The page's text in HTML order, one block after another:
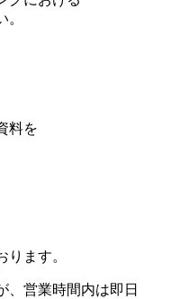
料を
ます。
営業時間内は即日